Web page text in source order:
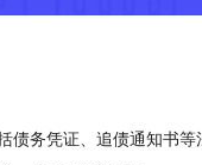
务凭证、追债通知书等